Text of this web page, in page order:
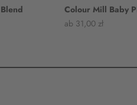
Colour Mill Baby
Angebot
ab 31,00 zł